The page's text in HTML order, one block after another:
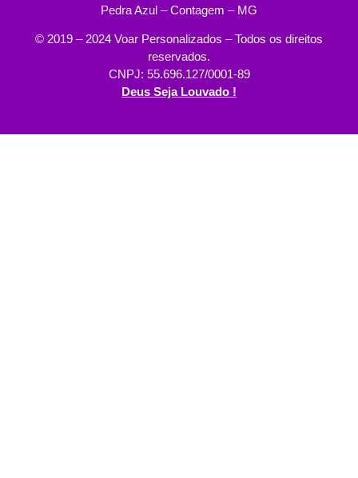
Pedra Azul – Contagem – MG
© 2019 – 2024 Voar Personalizados – Todos os direitos
reservados.
CNPJ: 55.696.127/0001-89
Deus Seja Louvado !